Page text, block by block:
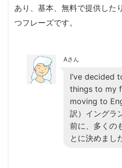
あり、基本、無料で提供した
つフレーズです。
Aさん
I’ve decided
things to my
moving to
訳）イングラ
前に、多くの
とに決めまし